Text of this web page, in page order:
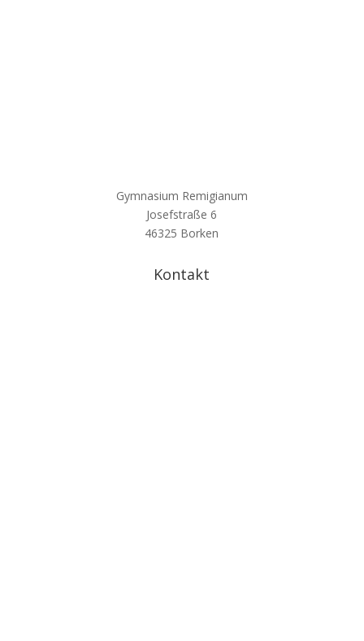
Gymnasium Remigianum
Josefstraße 6
46325 Borken
Kontakt